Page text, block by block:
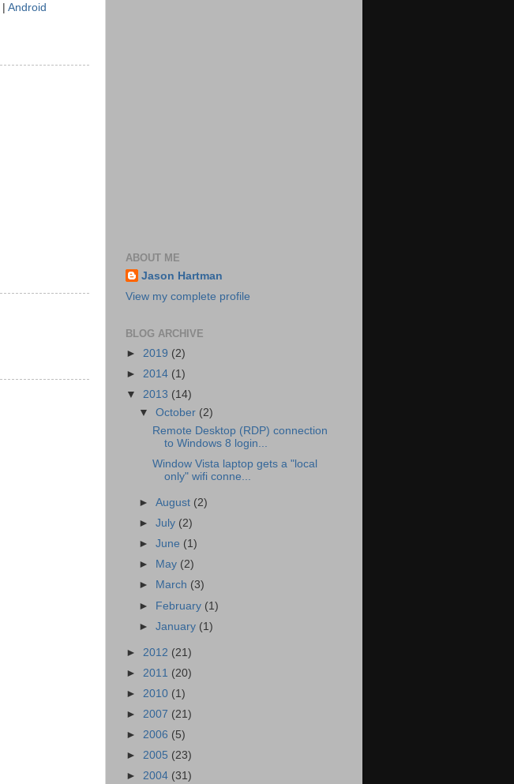
Android
ABOUT ME
Jason Hartman
View my complete profile
BLOG ARCHIVE
► 2019 (2)
► 2014 (1)
▼ 2013 (14)
▼October (2)
Remote Desktop (RDP) connection
to Windows 8 login...
Window Vista laptop gets a "local
only" wifi conne...
►August (2)
►July (2)
►June (1)
►
May (2)
►
March (3)
► February (1)
►January (1)
► 2012 (21)
► 2011 (20)
► 2010 (1)
► 2007 (21)
► 2006 (5)
► 2005 (23)
► 2004 (31)